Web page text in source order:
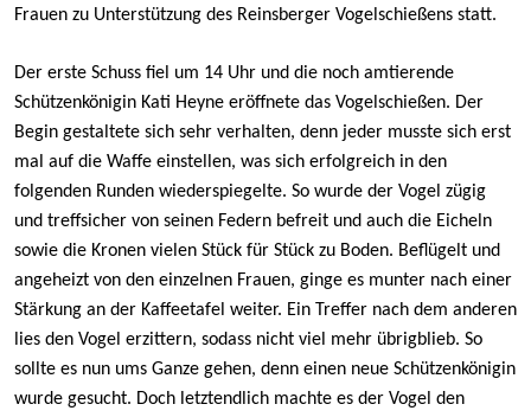
Frauen zu Unterstützung des Reinsberger Vogelschießens statt.
Der erste Schuss fiel um 14 Uhr und die noch amtierende
Schützenkönigin Kati Heyne eröffnete das Vogelschießen. Der
Begin gestaltete sich sehr verhalten, denn jeder musste sich erst
mal auf die Waffe einstellen, was sich erfolgreich in den
folgenden Runden wiederspiegelte. So wurde der Vogel zügig
und treffsicher von seinen Federn befreit und auch die Eicheln
sowie die Kronen vielen Stück für Stück zu Boden. Beflügelt und
angeheizt von den einzelnen Frauen, ginge es munter nach einer
Stärkung an der Kaffeetafel weiter. Ein Treffer nach dem anderen
lies den Vogel erzittern, sodass nicht viel mehr übrigblieb. So
sollte es nun ums Ganze gehen, denn einen neue Schützenkönigin
wurde gesucht. Doch letztendlich machte es der Vogel den